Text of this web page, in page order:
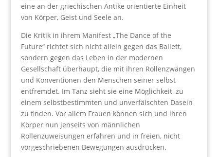
eine an der griechischen Antike orientierte Einheit
von Körper, Geist und Seele an.
Die Kritik in ihrem Manifest „The Dance of the
Future“ richtet sich nicht allein gegen das Ballett,
sondern gegen das Leben in der modernen
Gesellschaft überhaupt, die mit ihren Rollenzwängen
und Konventionen den Menschen seiner selbst
entfremdet. Im Tanz sieht sie eine Möglichkeit, zu
einem selbstbestimmten und unverfälschten Dasein
zu finden. Vor allem Frauen können sich und ihren
Körper nun jenseits von männlichen
Rollenzuweisungen erfahren und in freien, nicht
vorgeschriebenen Bewegungen ausdrücken.